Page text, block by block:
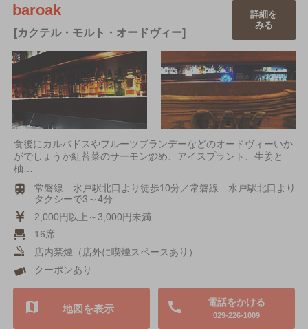
baroak
[カクテル・モルト・オードヴィー]
詳細を
みる
食後にカルバドスやフルーツブランデーなどのオードヴィーいか
がでしょうか紅苔菜のサーモン炒め、アイスプラント、生姜と
柚…
常磐線 水戸駅北口より徒歩10分／常磐線 水戸駅北口より
タクシーで3～4分
2,000円以上～3,000円未満
16席
店内禁煙（店外に喫煙スペースあり）
クーポンあり
電話をかける
029-226-1009
地図を表示